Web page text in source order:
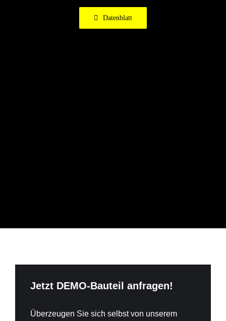
Datenblatt
Jetzt DEMO-Bauteil anfragen!
Überzeugen Sie sich selbst von unserem